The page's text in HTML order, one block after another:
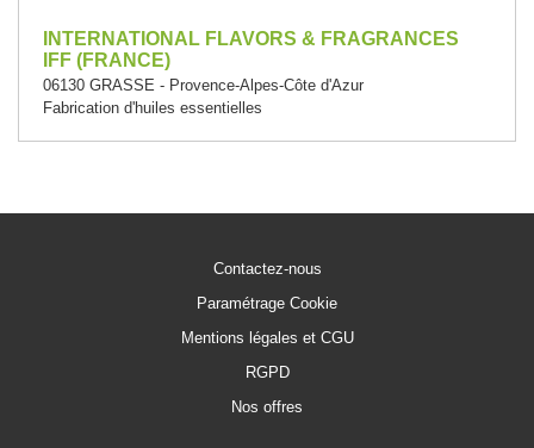
INTERNATIONAL FLAVORS & FRAGRANCES
IFF (FRANCE)
06130 GRASSE - Provence-Alpes-Côte d'Azur
Fabrication d'huiles essentielles
Contactez-nous
Paramétrage Cookie
Mentions légales et CGU
RGPD
Nos offres